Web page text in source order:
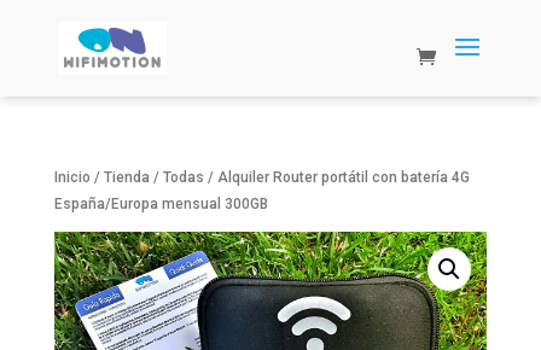
Inicio / Tienda/ Todas / Alquiler Router portátil con batería 4G
España/Europa mensual 300GB